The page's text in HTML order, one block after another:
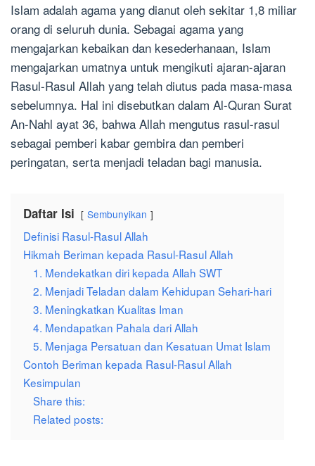
Islam adalah agama yang dianut oleh sekitar 1,8 miliar
orang di seluruh dunia. Sebagai agama yang
mengajarkan kebaikan dan kesederhanaan, Islam
mengajarkan umatnya untuk mengikuti ajaran-ajaran
Rasul-Rasul Allah yang telah diutus pada masa-masa
sebelumnya. Hal ini disebutkan dalam Al-Quran Surat
An-Nahl ayat 36, bahwa Allah mengutus rasul-rasul
sebagai pemberi kabar gembira dan pemberi
peringatan, serta menjadi teladan bagi manusia.
Daftar Isi Sembunyikan
Definisi Rasul-Rasul Allah
Hikmah Beriman kepada Rasul-Rasul Allah
1. Mendekatkan diri kepada Allah SWT
2. Menjadi Teladan dalam Kehidupan Sehari-hari
3. Meningkatkan Kualitas Iman
4. Mendapatkan Pahala dari Allah
5. Menjaga Persatuan dan Kesatuan Umat Islam
Contoh Beriman kepada Rasul-Rasul Allah
Kesimpulan
Share this:
Related posts: